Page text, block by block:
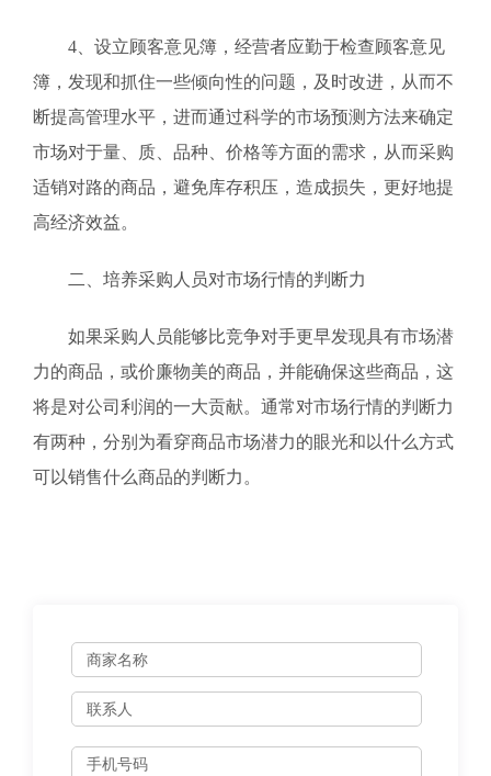
4、设立顾客意见簿，经营者应勤于检查顾客意见
簿，发现和抓住一些倾向性的问题，及时改进，从而不
断提高管理水平，进而通过科学的市场预测方法来确定
市场对于量、质、品种、价格等方面的需求，从而采购
适销对路的商品，避免库存积压，造成损失，更好地提
高经济效益。
二、培养采购人员对市场行情的判断力
如果采购人员能够比竞争对手更早发现具有市场潜
力的商品，或价廉物美的商品，并能确保这些商品，这
将是对公司利润的一大贡献。通常对市场行情的判断力
有两种，分别为看穿商品市场潜力的眼光和以什么方式
可以销售什么商品的判断力。